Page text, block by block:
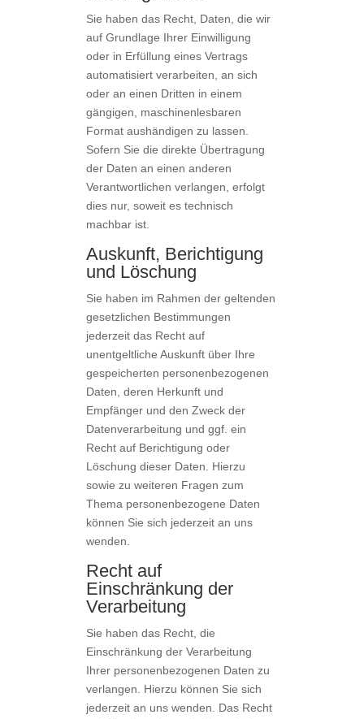
Sie haben das Recht, Daten, die wir
auf Grundlage Ihrer Einwilligung
oder in Erfüllung eines Vertrags
automatisiert verarbeiten, an sich
oder an einen Dritten in einem
gängigen, maschinenlesbaren
Format aushändigen zu lassen.
Sofern Sie die direkte Übertragung
der Daten an einen anderen
Verantwortlichen verlangen, erfolgt
dies nur, soweit es technisch
machbar ist.
Auskunft, Berichtigung
und Löschung
Sie haben im Rahmen der geltenden
gesetzlichen Bestimmungen
jederzeit das Recht auf
unentgeltliche Auskunft über Ihre
gespeicherten personenbezogenen
Daten, deren Herkunft und
Empfänger und den Zweck der
Datenverarbeitung und ggf. ein
Recht auf Berichtigung oder
Löschung dieser Daten. Hierzu
sowie zu weiteren Fragen zum
Thema personenbezogene Daten
können Sie sich jederzeit an uns
wenden.
Recht auf
Einschränkung der
Verarbeitung
Sie haben das Recht, die
Einschränkung der Verarbeitung
Ihrer personenbezogenen Daten zu
verlangen. Hierzu können Sie sich
jederzeit an uns wenden. Das Recht